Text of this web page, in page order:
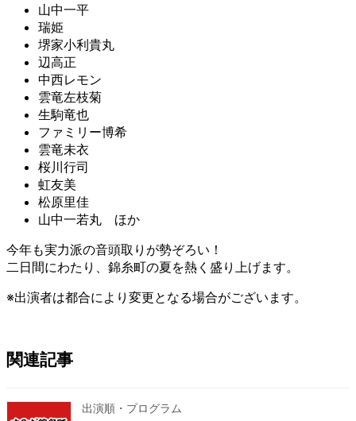
山中一平
瑞姫
堺家小利貴丸
辺高正
中西レモン
雲竜左枝菊
生駒竜也
ファミリー博希
雲竜未衣
桜川行司
虹友美
松原里佳
山中一若丸 ほか
今年も実力派の音頭取りが勢ぞろい！
二日間にわたり、錦糸町の夏を熱く盛り上げます。
※出演者は都合により変更となる場合がございます。
関連記事
出演順・プログラム